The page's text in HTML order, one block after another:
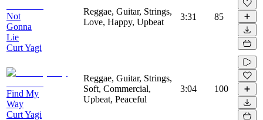
Not
Gonna
Lie
Curt Yagi
Reggae, Guitar, Strings,
Love, Happy, Upbeat
3:31 85
Find My
Way
Curt Yagi
Reggae, Guitar, Strings,
Soft, Commercial,
Upbeat, Peaceful
3:04 100